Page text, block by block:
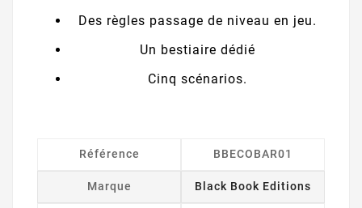
Des règles passage de niveau en jeu.
Un bestiaire dédié
Cinq scénarios.
Référence BBECOBAR01
Marque Black Book Editions